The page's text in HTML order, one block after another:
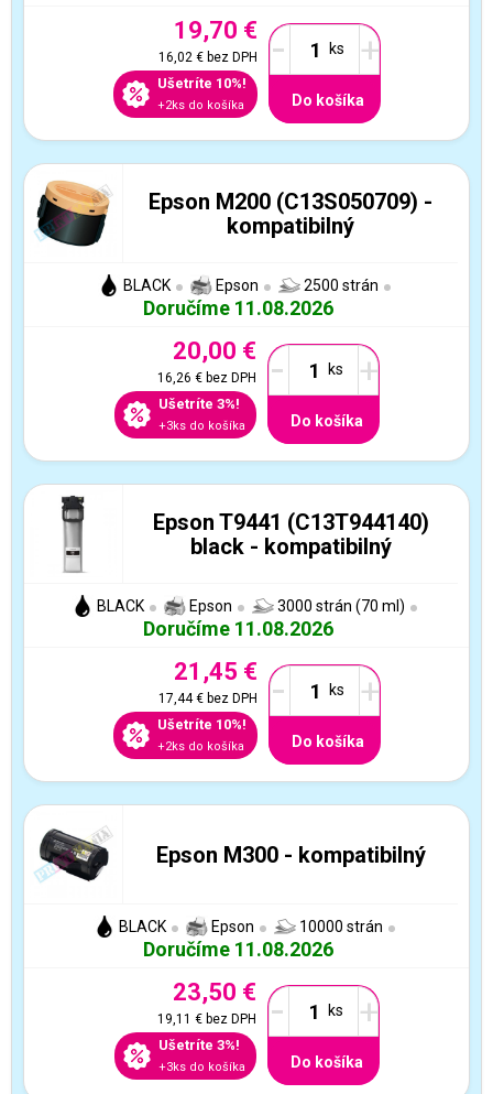
19,70 €
16,02 €bez DPH
Ušetríte 10%!
+2ks do košíka
- +
Do košíka
Epson M200 (C13S050709) -
kompatibilný
BLACK Epson 2500 strán
Doručíme 11.08.2026
20,00 €
16,26 €bez DPH
Ušetríte 3%!
+3ks do košíka
- +
Do košíka
Epson T9441 (C13T944140)
black - kompatibilný
BLACK Epson 3000 strán (70 ml)
Doručíme 11.08.2026
21,45 €
17,44 €bez DPH
Ušetríte 10%!
+2ks do košíka
- +
Do košíka
Epson M300 - kompatibilný
BLACK Epson 10000 strán
Doručíme 11.08.2026
23,50 €
19,11 €bez DPH
Ušetríte 3%!
+3ks do košíka
- +
Do košíka